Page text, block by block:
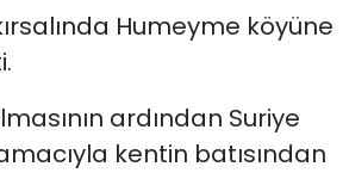
Humeyme köyüne
ardından Suriye
kentin batısından